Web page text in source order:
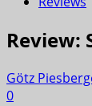
Review:
Götz
0